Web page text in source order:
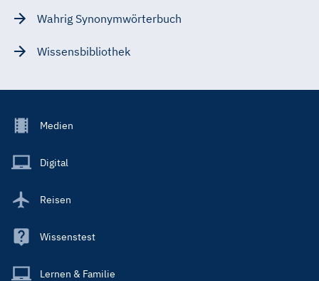
Wahrig Synonymwörterbuch
Wissensbibliothek
Footer
Main
Medien
Digital
Reisen
Wissenstest
Lernen & Familie